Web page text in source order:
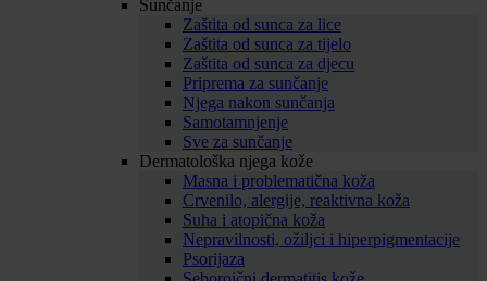
Sunčanje
Zaštita od sunca za lice
Zaštita od sunca za tijelo
Zaštita od sunca za djecu
Priprema za sunčanje
Njega nakon sunčanja
Samotamnjenje
Sve za sunčanje
Dermatološka njega kože
Masna i problematična koža
Crvenilo, alergije, reaktivna koža
Suha i atopična koža
Nepravilnosti, ožiljci i hiperpigmentacije
Psorijaza